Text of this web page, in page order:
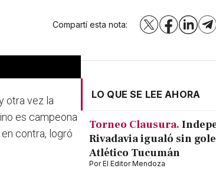
Compartí esta nota: X Facebook
otra vez la
es campeona
en contra, logró
LO QUE SE LEE AHORA
Torneo Clausura.
Rivadavia igualó sin
Atlético Tucumán
PorEl Editor Mendoza